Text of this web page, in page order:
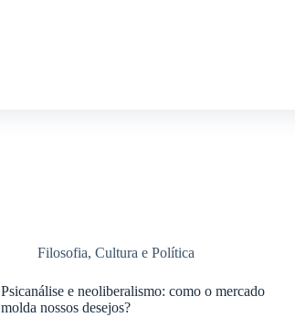
Filosofia, Cultura e Política
Psicanálise e neoliberalismo: como o mercado
molda nossos desejos?